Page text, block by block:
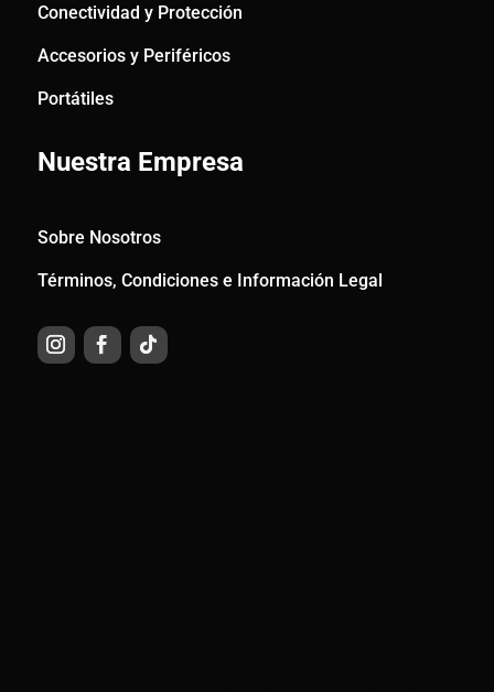
Conectividad y Protección
Accesorios y Periféricos
Portátiles
Nuestra Empresa
Sobre Nosotros
Términos, Condiciones e Información Legal